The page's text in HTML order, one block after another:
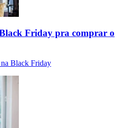
Friday pra comprar o
na Black Friday